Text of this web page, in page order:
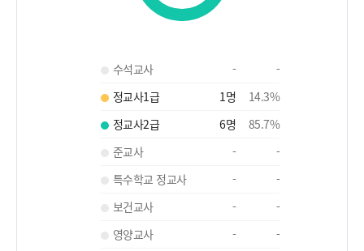
수석교사 -
-
정교사1급
1명 14.3%
정교사2급
6명 85.7%
준교사
-
-
특수학교 정교사
-
-
보건교사
-
-
영양교사
- -